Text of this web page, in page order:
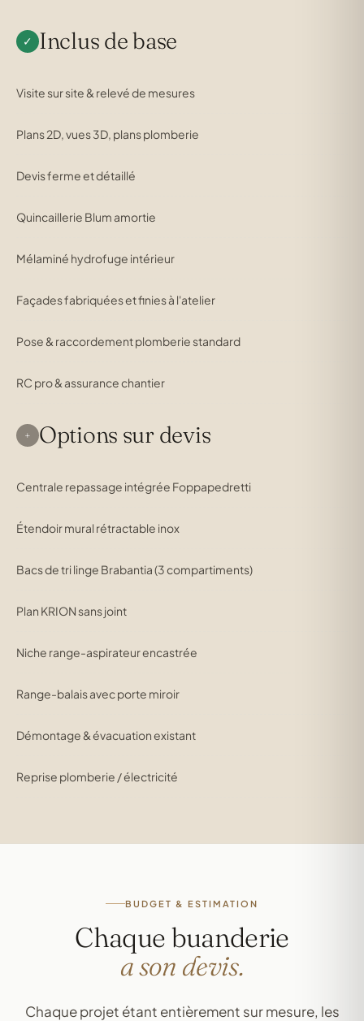
✓ Inclus de base
Visite sur site & relevé de mesures
Plans 2D, vues 3D, plans plomberie
Devis ferme et détaillé
Quincaillerie Blum amortie
Mélaminé hydrofuge intérieur
Façades fabriquées et finies à l'atelier
Pose & raccordement plomberie standard
RC pro & assurance chantier
+ Options sur devis
Centrale repassage intégrée Foppapedretti
Étendoir mural rétractable inox
Bacs de tri linge Brabantia (3 compartiments)
Plan KRION sans joint
Niche range-aspirateur encastrée
Range-balais avec porte miroir
Démontage & évacuation existant
Reprise plomberie / électricité
BUDGET & ESTIMATION
Chaque buanderie
a son devis.
Chaque projet étant entièrement sur mesure, les